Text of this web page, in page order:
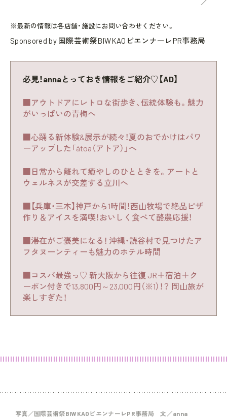
※最新の情報は各店舗・施設にお問い合わせください。
Sponsored by 国際芸術祭BIWKAOビエンナーレPR事務局
必見！annaとっておき情報をご紹介♡【AD】
■アウトドアにレトロな街歩き、伝統体験も。魅力
がいっぱいの青梅へ
■心踊る新体験&展示が続々！夏のおでかけはパワ
ーアップした「átoa（アトア）」へ
■日常から離れて癒やしのひとときを。アートと
ウェルネスが交差する立川へ
■【兵庫・三木】神戸から1時間！西山牧場で絶品ピザ
作り＆アイスを満喫！おいしく食べて酪農応援！
■滞在がご褒美になる！ 沖縄・読谷村で見つけたア
フタヌーンティーも魅力のホテル時間
■コスパ最強っ♡ 新大阪から往復 JR＋宿泊＋ク
ーポン付きで13,800円～23,000円（※1）！？ 岡山旅が
楽しすぎた！
写真／国際芸術祭BIWKAOビエンナーレPR事務局 文／anna